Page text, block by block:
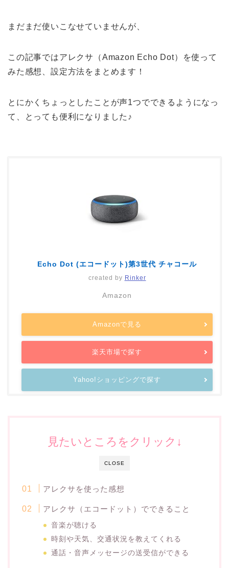
まだまだ使いこなせていませんが、
この記事ではアレクサ（Amazon Echo Dot）を使って
みた感想、設定方法をまとめます！
とにかくちょっとしたことが声1つでできるようになっ
て、とっても便利になりました♪
Echo Dot (エコードット)第3世代 チャコール
created by Rinker
Amazon
Amazonで見る
楽天市場で探す
Yahoo!ショッピングで探す
CLOSE
見たいところをクリック↓
アレクサを使った感想
アレクサ（エコードット）でできること
音楽が聴ける
時刻や天気、交通状況を教えてくれる
通話・音声メッセージの送受信ができる